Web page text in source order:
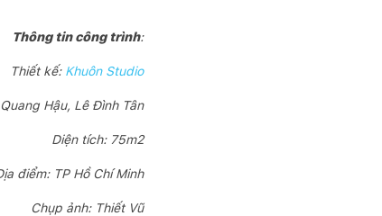
Thông tin công trình:
Thiết kế: Khuôn Studio
Hậu, Lê Đình Tân
Diện tích: 75m2
điểm: TP Hồ Chí Minh
Chụp ảnh: Thiết Vũ